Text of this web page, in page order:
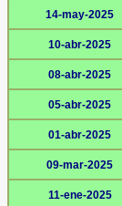
14-may-2025
10-abr-2025
08-abr-2025
05-abr-2025
01-abr-2025
09-mar-2025
11-ene-2025